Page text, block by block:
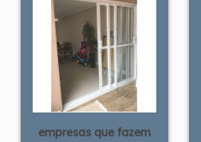
empresas que fazem